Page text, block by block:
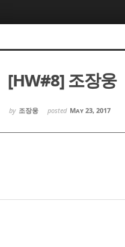
[HW#8] 조장웅
by 조장웅 posted May 23, 2017